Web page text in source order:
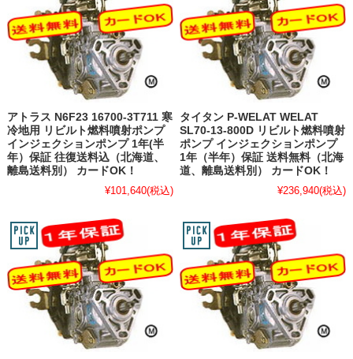
アトラス N6F23 16700-3T711 寒
冷地用 リビルト燃料噴射ポンプ
インジェクションポンプ 1年(半
年）保証 往復送料込（北海道、
離島送料別） カードOK！
¥101,640(税込)
タイタン P-WELAT WELAT
SL70-13-800D リビルト燃料噴射
ポンプ インジェクションポンプ
1年（半年）保証 送料無料（北海
道、離島送料別） カードOK！
¥236,940(税込)